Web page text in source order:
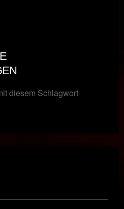
diesem Schlagwort